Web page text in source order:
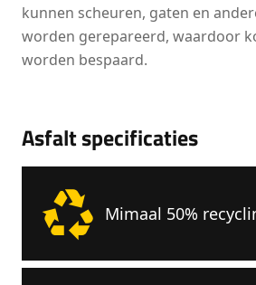
kunnen scheuren, gaten en
worden gerepareerd, waardoor
worden bespaard.
Asfalt specificaties
Mimaal 50%